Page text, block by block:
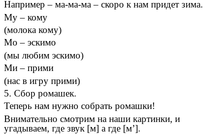
Например – ма-ма-ма – скоро к нам придет зима.
Му – кому
(молока кому)
Мо – эскимо
(мы любим эскимо)
Ми – прими
(нас в игру прими)
5. Сбор ромашек.
Теперь нам нужно собрать ромашки!
Внимательно смотрим на наши картинки, и
угадываем, где звук [м] а где [м’].